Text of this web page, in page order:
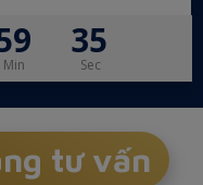
34
Min Sec
tư vấn